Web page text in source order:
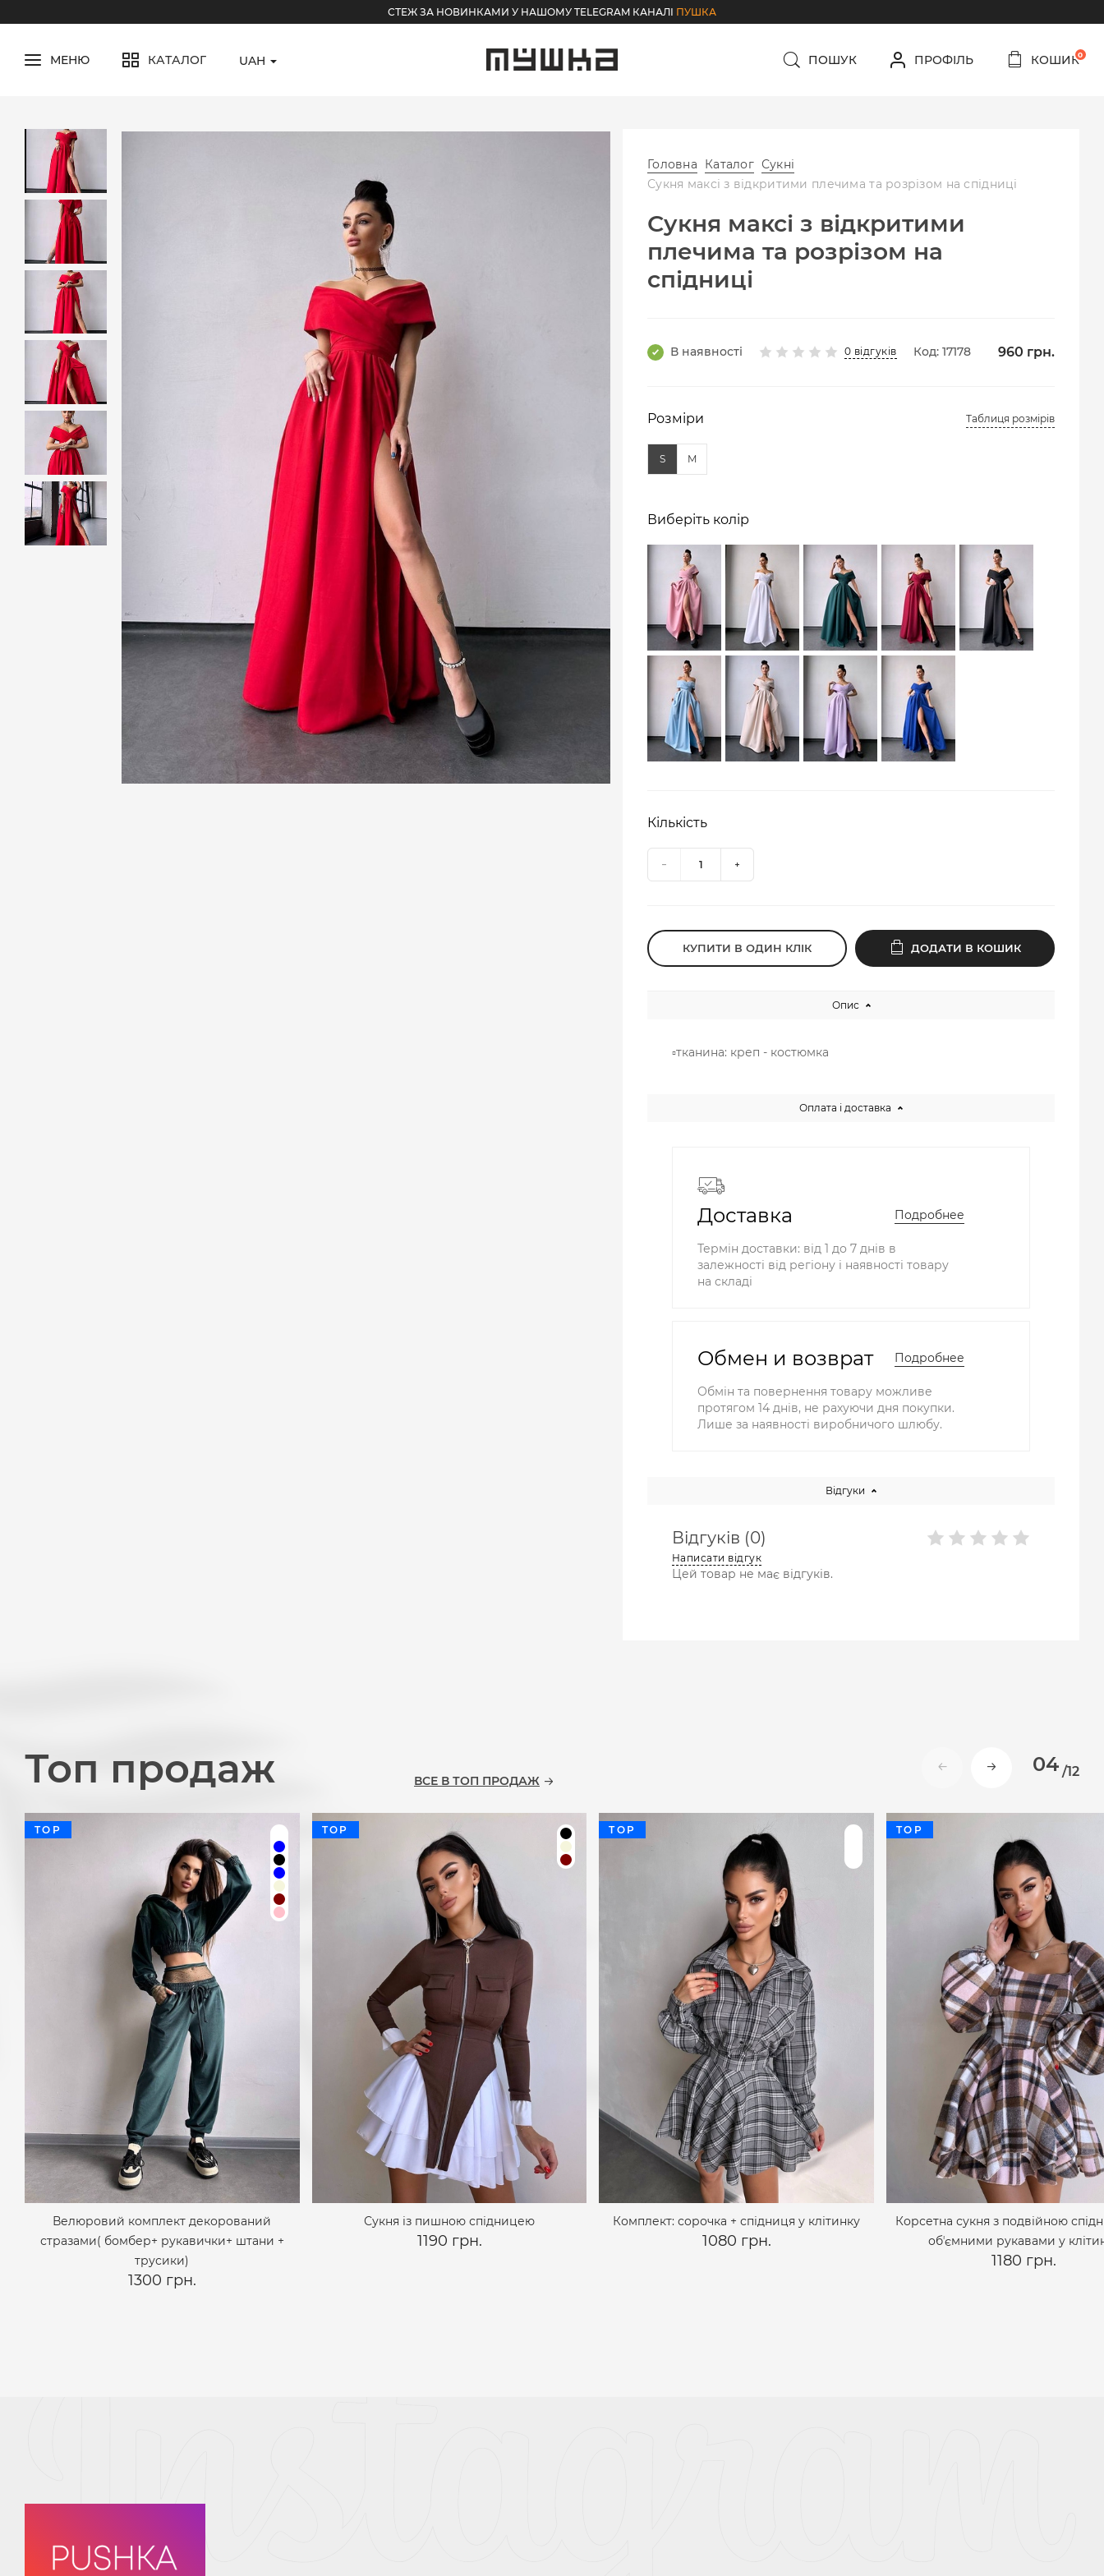
СТЕЖ ЗА НОВИНКАМИ У НАШОМУ TELEGRAM КАНАЛІ ПУШКА
МЕНЮ КАТАЛОГ UAH ПОШУК ПРОФІЛЬ КОШИК0
Головна Каталог Сукні
Сукня максі з відкритими плечима та розрізом на спідниці
Сукня максі з відкритими
плечима та розрізом на
спідниці
В наявності 0 відгуків Код: 17178 960 грн.
Розміри Таблиця розмірів
S M
Виберіть колір
Кількість
КУПИТИ В ОДИН КЛІК ДОДАТИ В КОШИК
Опис
▫️тканина: креп - костюмка
Оплата і доставка
Доставка Подробнее
Термін доставки: від 1 до 7 днів в
залежності від регіону і наявності товару
на складі
Обмен и возврат Подробнее
Обмін та повернення товару можливе
протягом 14 днів, не рахуючи дня покупки.
Лише за наявності виробничого шлюбу.
Відгуки
Відгуків (0)
Написати відгук
Цей товар не має відгуків.
Топ продаж ВСЕ В ТОП ПРОДАЖ
04 /12
TOP
Велюровий комплект декорований
стразами( бомбер+ рукавички+ штани +
трусики)
1300 грн.
TOP
Сукня із пишною спідницею
1190 грн.
TOP
Комплект: сорочка + спідниця у клітинку
1080 грн.
TOP
Корсетна сукня з подвійною
обʼємними рукавами у
1180 грн.